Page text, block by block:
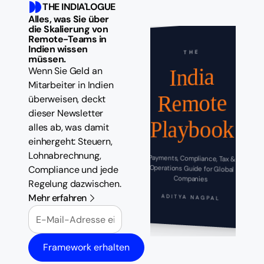
THE INDIA'LOGUE
Alles, was Sie über
die Skalierung von
Remote-Teams in
Indien wissen
müssen.
Wenn Sie Geld an
Mitarbeiter in Indien
überweisen, deckt
dieser Newsletter
alles ab, was damit
einhergeht: Steuern,
Lohnabrechnung,
Compliance und jede
Regelung dazwischen.
Mehr erfahren
E-Mail
Framework erhalten
THE
India
Remote
Playbook
Payments, Compliance, Tax &
Operations Guide for Global
Companies
ADITYA NAGPAL